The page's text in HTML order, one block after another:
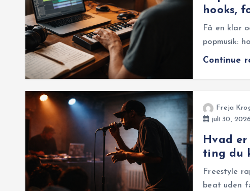
hooks,
Få en klar
popmusik:
Continue
Freja
juli 30, 2026
Hvad er
ting du
Freestyle
beat uden